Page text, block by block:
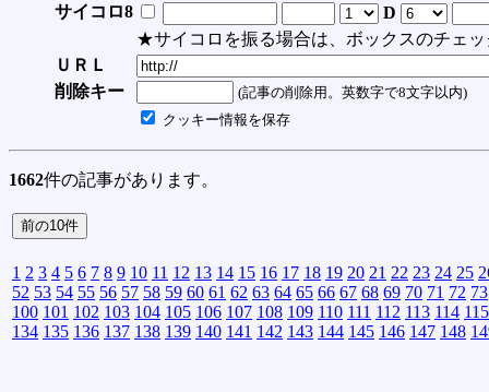
サイコロ8
D
★サイコロを振る場合は、ボックスのチェッ
ＵＲＬ
削除キー
(記事の削除用。英数字で8文字以内)
クッキー情報を保存
1662件の記事があります。
1 2 3 4 5 6 7 8 9 10 11 12 13 14 15 16 17 18 19 20 21 22 23 24 25
52 53 54 55 56 57 58 59 60 61 62 63 64 65 66 67 68 69 70 71 72 73
100 101 102 103 104 105 106 107 108 109 110 111 112 113 114 115
134 135 136 137 138 139 140 141 142 143 144 145 146 147 148